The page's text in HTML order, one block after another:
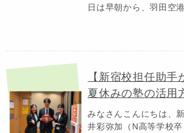
日は早朝から、羽田空
【新宿校担任助
夏休みの塾の活用
みなさんこんにちは、
井彩弥加（N高等学校